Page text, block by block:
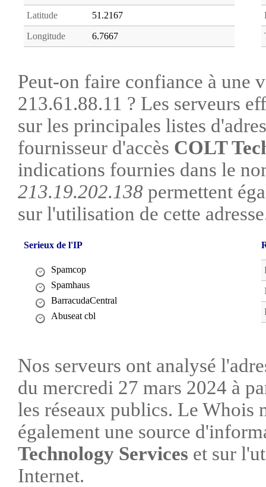
Latitude 51.2167
Longitude 6.7667
Peut-on faire confiance à une
213.61.88.11 ? Les serveurs
sur les principales listes
fournisseur d'accès COLT
indications fournies dans le
213.19.202.138 permettent
sur l'utilisation de cette
Serieux de l'IP
Spamcop
Spamhaus
BarracudaCentral
Abuseat cbl
Nos serveurs ont analysé
du mercredi 27 mars 2024 à
les réseaux publics. Le Whois
également une source
Technology Services et sur
Internet.